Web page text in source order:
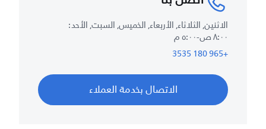
الاثنين, الثلاثاء, الأربعاء, الخميس, السبت, الأحد :
٨:٠٠ ص-٥:٠٠ م
+965 180 3535
الاتصال بخدمة العملاء